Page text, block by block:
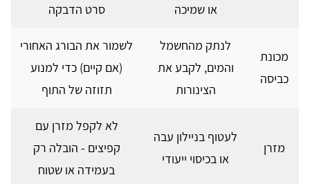
או שמיכה
סרט הדבקה
מכונת
כביסה
לנתק מהחשמל
והמים, לקבע את
הצינורות
לשמור את הבורג האחורי
(אם קיים) כדי למנוע
תזוזה של התוף
מזרן
לעטוף בניילון עבה
או בכיסוי ייעודי
לא לקפל מזרן עם
קפיצים - הובלה רק
בעמידה או שטוח